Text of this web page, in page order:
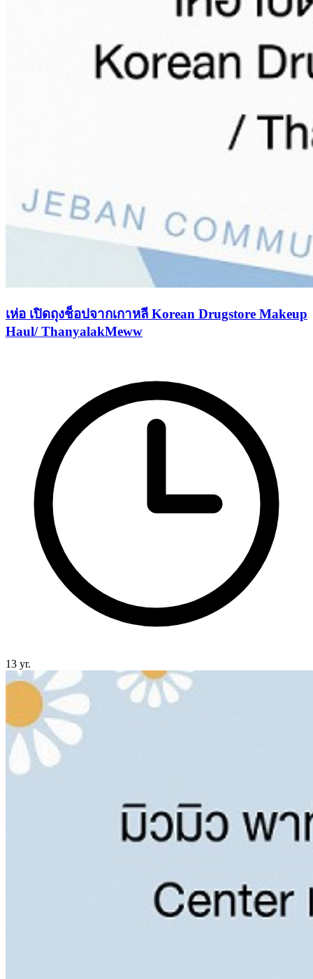
เห่อ เปิดถุงช็อปจากเกาหลี Korean Drugstore Makeup
Haul/ ThanyalakMeww
13 yr.